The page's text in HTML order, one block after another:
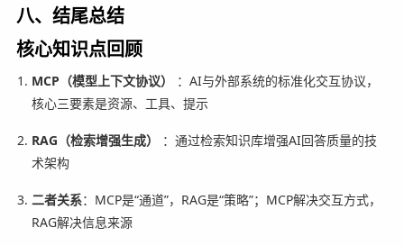
八、结尾总结
核心知识点回顾
MCP（模型上下文协议）
：AI与外部系统的标准化交互协议，
核心三要素是资源、工具、提示
RAG（检索增强生成）
：通过检索知识库增强AI回答质量的技
术架构
二者关系：MCP是“通道”，RAG是“策略”；MCP解决交互方式，
RAG解决信息来源